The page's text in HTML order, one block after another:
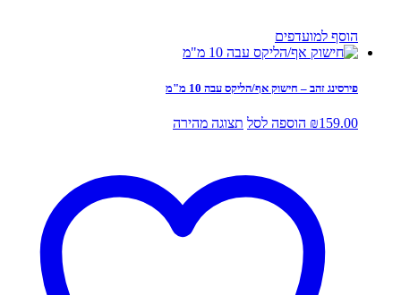
הוסף למועדפים
פירסינג זהב – חישוק אף/הליקס עבה 10 מ"מ
₪159.00 הוספה לסל תצוגה מהירה